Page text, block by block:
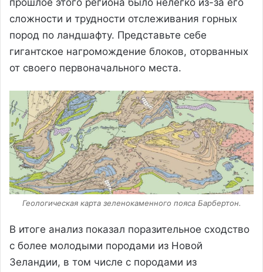
сложности и трудности отслеживания горных
пород по ландшафту. Представьте себе
гигантское нагромождение блоков, оторванных
от своего первоначального места.
Геологическая карта зеленокаменного пояса Барбертон.
В итоге анализ показал поразительное сходство
с более молодыми породами из Новой
Зеландии, в том числе с породами из